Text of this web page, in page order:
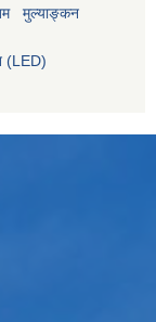
मुल्याङ्कन
(LED)